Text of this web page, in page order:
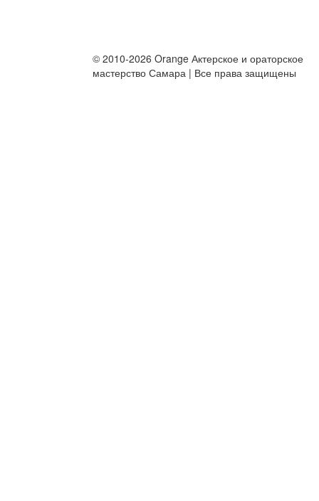
© 2010-2026 Orange Актерское и ораторское
мастерство Самара | Все права защищены